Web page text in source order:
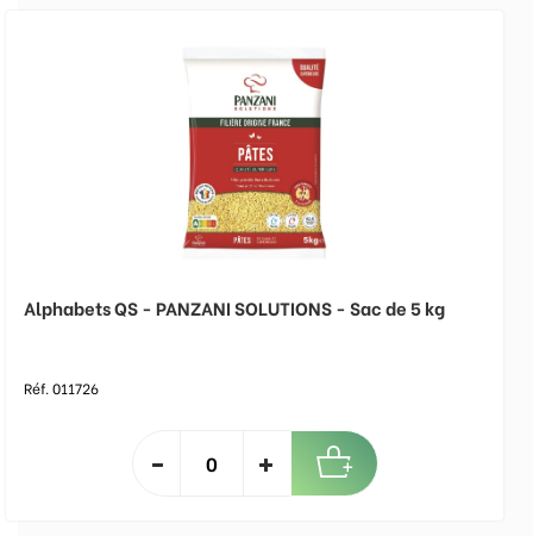
Alphabets QS - PANZANI SOLUTIONS - Sac de 5 kg
Réf. 011726